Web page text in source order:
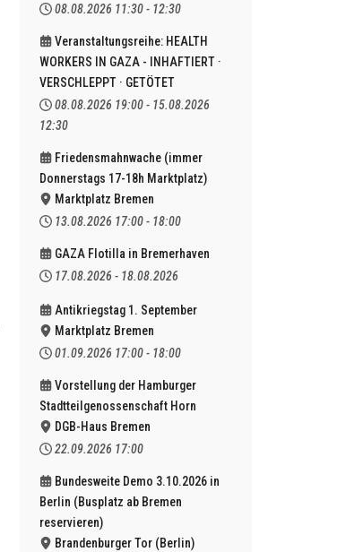
08.08.2026 11:30- 12:30
Veranstaltungsreihe: HEALTH
WORKERS IN GAZA - INHAFTIERT ·
VERSCHLEPPT · GETÖTET
08.08.2026 19:00- 15.08.2026
12:30
Friedensmahnwache (immer
Donnerstags 17-18h Marktplatz)
Marktplatz Bremen
13.08.2026 17:00- 18:00
GAZA Flotilla in Bremerhaven
17.08.2026 - 18.08.2026
Antikriegstag 1. September
Marktplatz Bremen
01.09.2026 17:00- 18:00
Vorstellung der Hamburger
Stadtteilgenossenschaft Horn
DGB-Haus Bremen
22.09.2026 17:00
Bundesweite Demo 3.10.2026 in
Berlin (Busplatz ab Bremen
reservieren)
Brandenburger Tor (Berlin)